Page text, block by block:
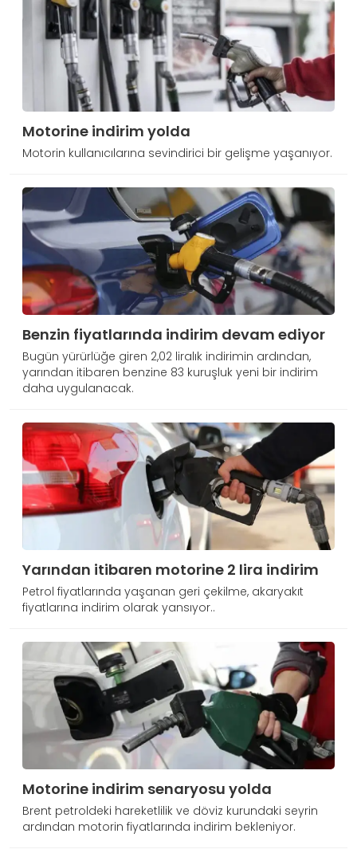
Motorine indirim yolda
Motorin kullanıcılarına sevindirici bir gelişme yaşanıyor.
Benzin fiyatlarında indirim devam ediyor
Bugün yürürlüğe giren 2,02 liralık indirimin ardından,
yarından itibaren benzine 83 kuruşluk yeni bir indirim
daha uygulanacak.
Yarından itibaren motorine 2 lira indirim
Petrol fiyatlarında yaşanan geri çekilme, akaryakıt
fiyatlarına indirim olarak yansıyor..
Motorine indirim senaryosu yolda
Brent petroldeki hareketlilik ve döviz kurundaki seyrin
ardından motorin fiyatlarında indirim bekleniyor.